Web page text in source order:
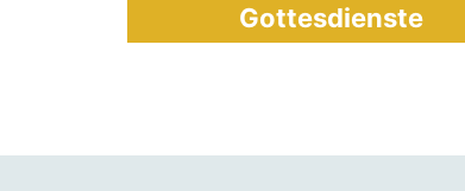
Gottesdienste